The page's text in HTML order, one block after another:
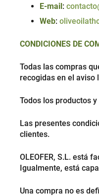
E-mail:
Web:
CONDICIONES DE
Todas las compras
recogidas en el aviso
Todos los productos
Las presentes
clientes.
OLEOFER, S.L. está
Igualmente, está
Una compra no es